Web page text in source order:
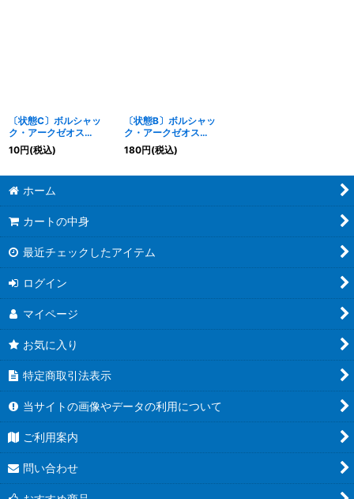
〔状態C〕ボルシャッ
ク・アークゼオス
NEX【SR】
{23RP3S1/S8}《光》
10円(税込)
〔状態B〕ボルシャッ
ク・アークゼオス
NEX【SR】
{25RP2TD1/TD5}
180円(税込)
ホーム
カートの中身
最近チェックしたアイテム
ログイン
マイページ
お気に入り
特定商取引法表示
当サイトの画像やデータの利用について
ご利用案内
問い合わせ